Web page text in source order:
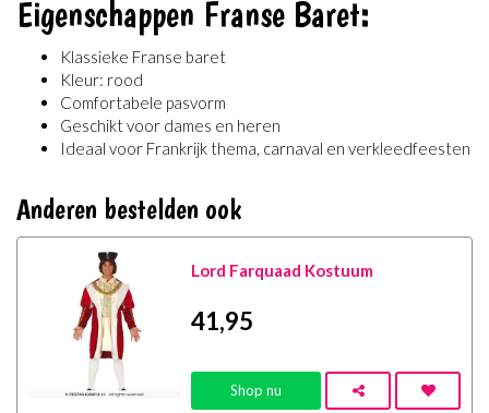
Eigenschappen Franse Baret:
Klassieke Franse baret
Kleur: rood
Comfortabele pasvorm
Geschikt voor dames en heren
Ideaal voor Frankrijk thema, carnaval en verkleedfeesten
Anderen bestelden ook
Lord Farquaad Kostuum
41,95
Shop nu